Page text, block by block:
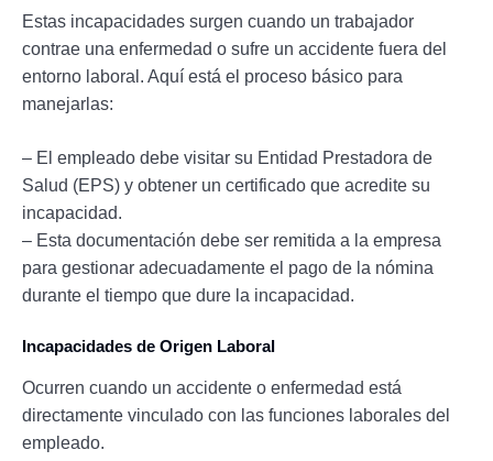
Estas incapacidades surgen cuando un trabajador
contrae una enfermedad o sufre un accidente fuera del
entorno laboral. Aquí está el proceso básico para
manejarlas:
– El empleado debe visitar su Entidad Prestadora de
Salud (EPS) y obtener un certificado que acredite su
incapacidad.
– Esta documentación debe ser remitida a la empresa
para gestionar adecuadamente el pago de la nómina
durante el tiempo que dure la incapacidad.
Incapacidades de Origen Laboral
Ocurren cuando un accidente o enfermedad está
directamente vinculado con las funciones laborales del
empleado.